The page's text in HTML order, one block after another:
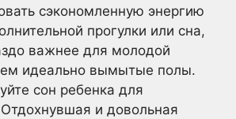
сэкономленную энергию
прогулки или сна,
важнее для молодой
идеально вымытые полы.
сон ребенка для
и довольная